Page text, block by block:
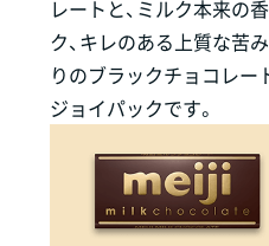
レートと、ミルク本来の
ク、キレのある上質な苦
りのブラックチョコレ
ジョイパックです。